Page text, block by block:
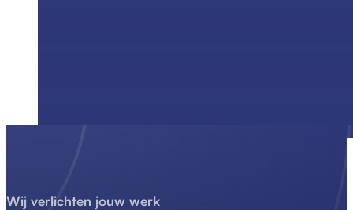
Wij verlichten jouw werk